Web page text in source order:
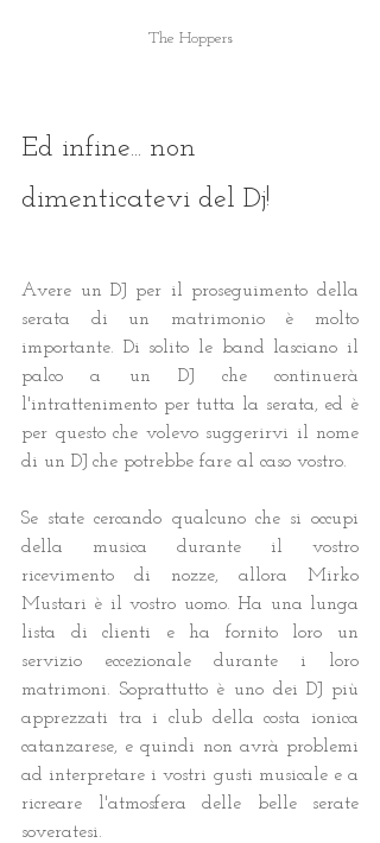
The Hoppers
Ed infine... non
dimenticatevi del Dj!
Avere un DJ per il proseguimento della
serata di un matrimonio è molto
importante. Di solito le band lasciano il
palco a un DJ che continuerà
l'intrattenimento per tutta la serata, ed è
per questo che volevo suggerirvi il nome
di un DJ che potrebbe fare al caso vostro.
Se state cercando qualcuno che si occupi
della musica durante il vostro
ricevimento di nozze, allora Mirko
Mustari è il vostro uomo. Ha una lunga
lista di clienti e ha fornito loro un
servizio eccezionale durante i loro
matrimoni. Soprattutto è uno dei DJ più
apprezzati tra i club della costa ionica
catanzarese, e quindi non avrà problemi
ad interpretare i vostri gusti musicale e a
ricreare l'atmosfera delle belle serate
soveratesi.